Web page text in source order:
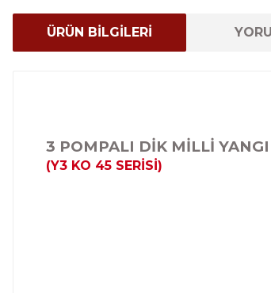
ÜRÜN BİLGİLERİ
3 POMPALI DİK MİLLİ
(Y3 KO 45 SERİSİ)